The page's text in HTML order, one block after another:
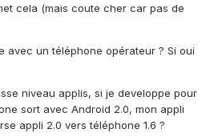
cela (mais coute cher car pas de
avec un téléphone opérateur ? Si oui
niveau applis, si je developpe pour
sort avec Android 2.0, mon appli
appli 2.0 vers téléphone 1.6 ?